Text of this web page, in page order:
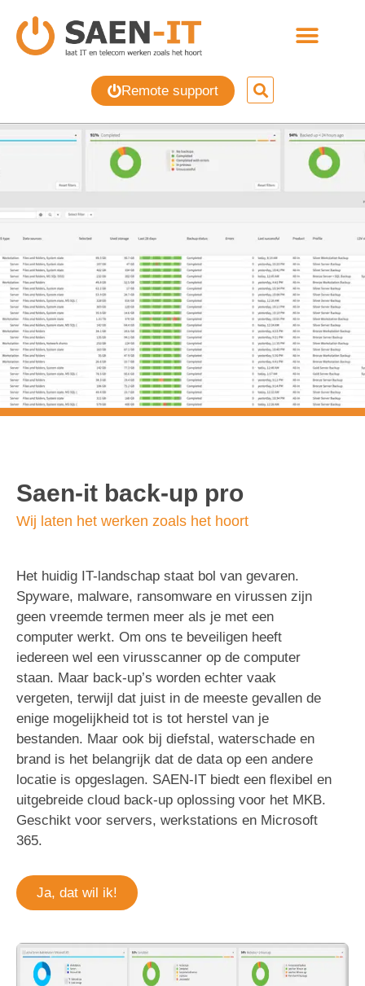
Remote support
Saen-it back-up
Saen-it back-up pro
Wij laten het werken zoals het hoort
Het huidig IT-landschap staat bol van gevaren.
Spyware, malware, ransomware en virussen zijn
geen vreemde termen meer als je met een
computer werkt. Om ons te beveiligen heeft
iedereen wel een virusscanner op de computer
staan. Maar back-up’s worden echter vaak
vergeten, terwijl dat juist in de meeste gevallen de
enige mogelijkheid tot is tot herstel van je
bestanden. Maar ook bij diefstal, waterschade en
brand is het belangrijk dat de data op een andere
locatie is opgeslagen. SAEN-IT biedt een flexibel en
uitgebreide cloud back-up oplossing voor het MKB.
Geschikt voor servers, werkstations en Microsoft
365.
Ja, dat wil ik!